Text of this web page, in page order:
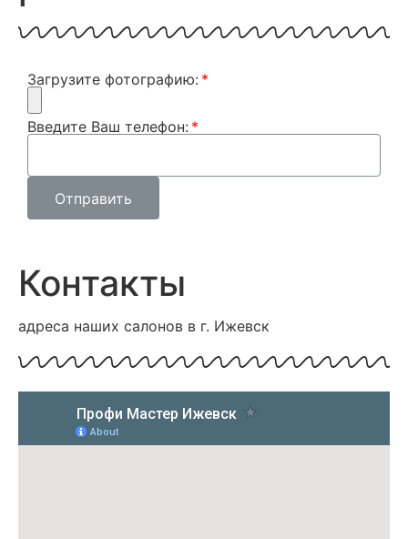
Загрузите фотографию:
Введите Ваш телефон:
Отправить
Контакты
адреса наших салонов в г. Ижевск